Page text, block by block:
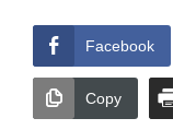
Facebook
Copy